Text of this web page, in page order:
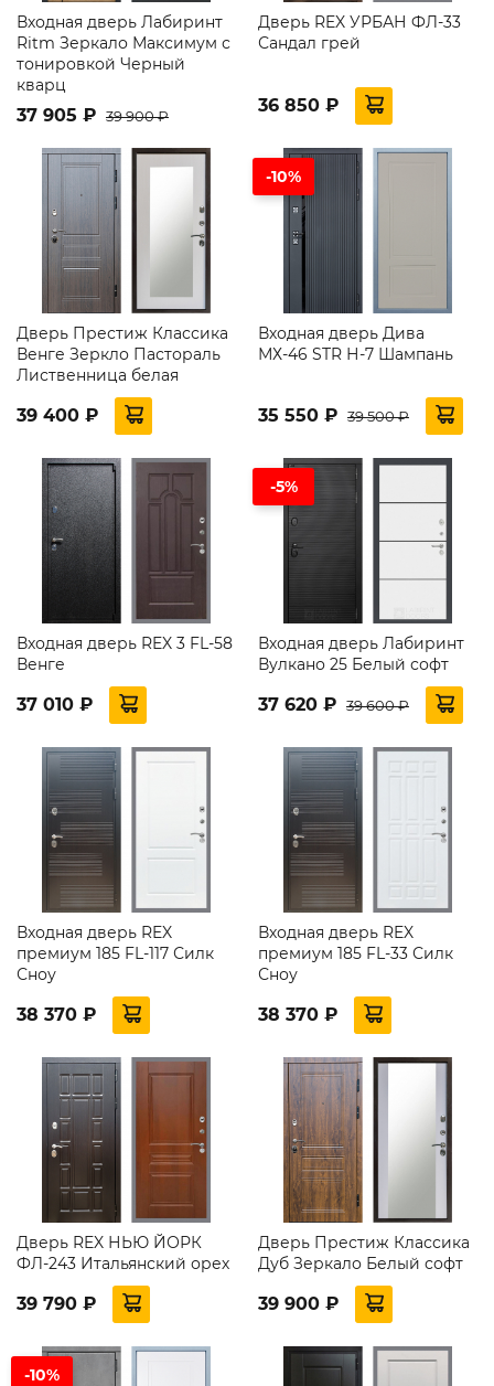
Входная дверь Лабиринт
Ritm Зеркало Максимум с
тонировкой Черный
кварц
37 905 ₽ 39 900 ₽
Дверь REX УРБАН ФЛ-33
Сандал грей
36 850 ₽
Дверь Престиж Классика
Венге Зеркло Пастораль
Лиственница белая
39 400 ₽
-10%
Входная дверь Дива
МХ-46 STR Н-7 Шампань
35 550 ₽ 39 500 ₽
Входная дверь REX 3 FL-58
Венге
37 010 ₽
-5%
Входная дверь Лабиринт
Вулкано 25 Белый софт
37 620 ₽ 39 600 ₽
Входная дверь REX
премиум 185 FL-117 Силк
Сноу
38 370 ₽
Входная дверь REX
премиум 185 FL-33 Силк
Сноу
38 370 ₽
Дверь REX НЬЮ ЙОРК
ФЛ-243 Итальянский орех
39 790 ₽
Дверь Престиж Классика
Дуб Зеркало Белый софт
39 900 ₽
-10%